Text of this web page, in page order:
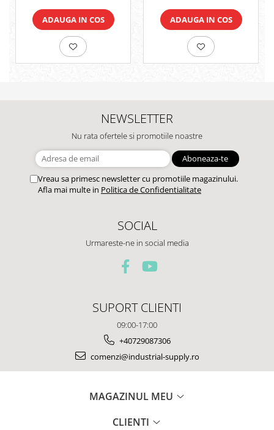
ADAUGA IN COS ADAUGA IN COS
NEWSLETTER
Nu rata ofertele si promotiile noastre
Vreau sa primesc newsletter cu promotiile magazinului.
Afla mai multe in Politica de Confidentialitate
SOCIAL
Urmareste-ne in social media
SUPORT CLIENTI
09:00-17:00
+40729087306
comenzi@industrial-supply.ro
MAGAZINUL MEU
CLIENTI